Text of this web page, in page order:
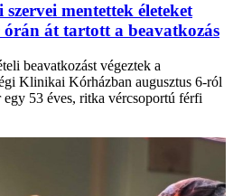
mentettek életeket
át tartott a beavatkozás
beavatkozást végeztek a
Klinikai Kórházban augusztus 6-ról
53 éves, ritka vércsoportú férfi